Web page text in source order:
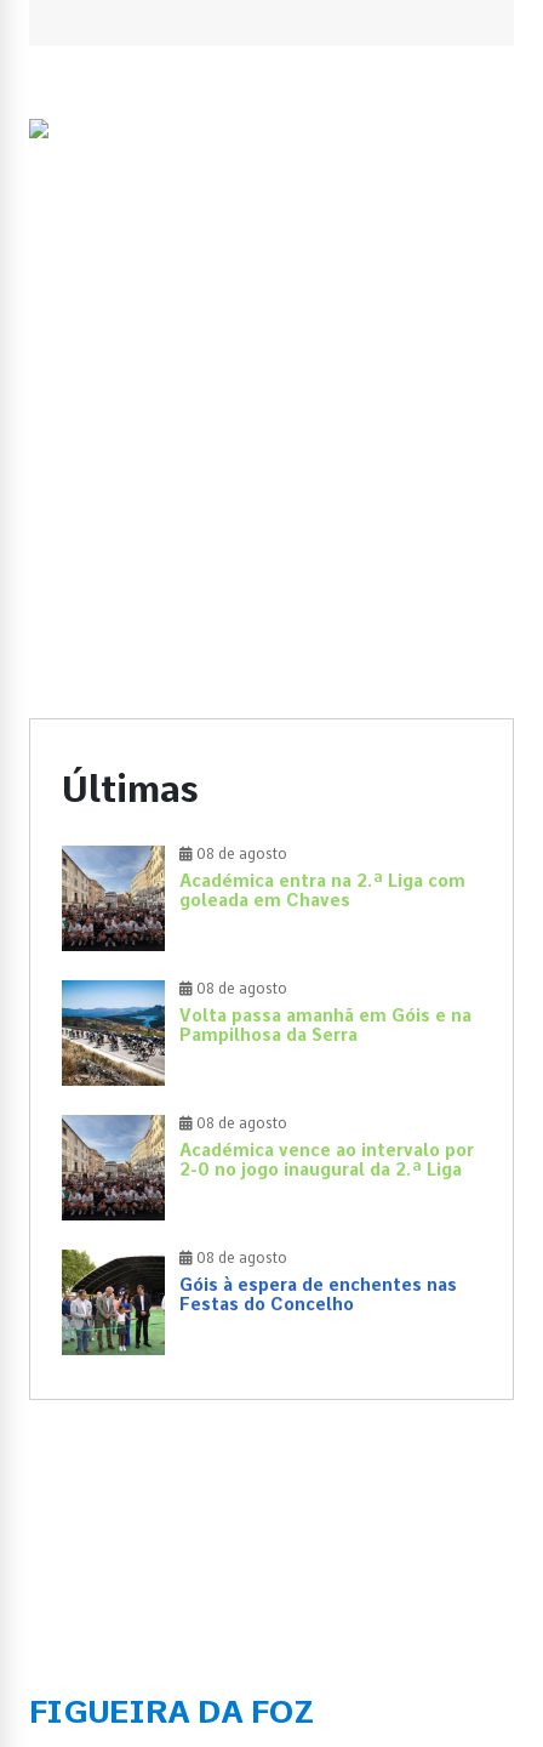
Últimas
08 de agosto
Académica entra na 2.ª Liga com
goleada em Chaves
08 de agosto
Volta passa amanhã em Góis e na
Pampilhosa da Serra
08 de agosto
Académica vence ao intervalo por
2-0 no jogo inaugural da 2.ª Liga
08 de agosto
Góis à espera de enchentes nas
Festas do Concelho
FIGUEIRA DA FOZ